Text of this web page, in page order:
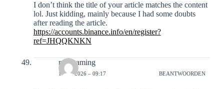
I don’t think the title of your article matches the content
lol. Just kidding, mainly because I had some doubts
after reading the article.
https://accounts.binance.info/en/register?
ref=JHQQKNKN
maxgaming
12-01-2026 – 09:17 BEANTWOORDEN